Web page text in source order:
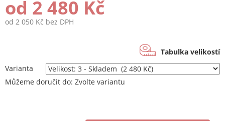
od 2 480 Kč
od 2 050 Kč bez DPH
Tabulka velikostí
Varianta
Můžeme doručit do: Zvolte variantu